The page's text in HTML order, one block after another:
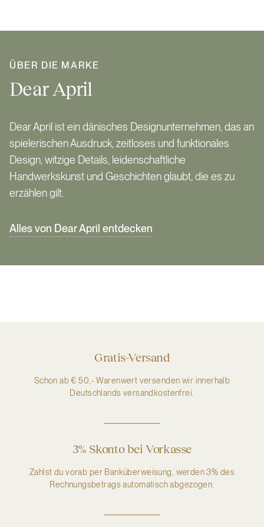
ÜBER DIE MARKE
Dear April
Dear April ist ein dänisches Designunternehmen, das an
spielerischen Ausdruck, zeitloses und funktionales
Design, witzige Details, leidenschaftliche
Handwerkskunst und Geschichten glaubt, die es zu
erzählen gilt.
Alles von Dear April entdecken
Gratis-Versand
Schon ab € 50,- Warenwert versenden wir innerhalb
Deutschlands versandkostenfrei.
3% Skonto bei Vorkasse
Zahlst du vorab per Banküberweisung, werden 3% des
Rechnungsbetrags automatisch abgezogen.